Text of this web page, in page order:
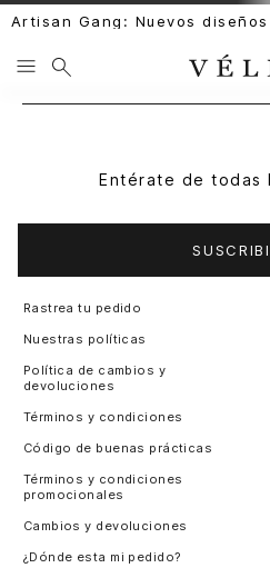
Artisan Gang: Nuevos
Entérate de todas
Rastrea tu pedido
Nuestras políticas
Política de cambios y
devoluciones
Términos y condiciones
Código de buenas prácticas
Términos y condiciones
promocionales
Cambios y devoluciones
¿Dónde esta mi pedido?